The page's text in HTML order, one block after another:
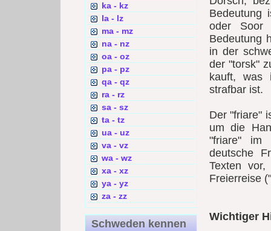
ka - kz
la - lz
ma - mz
na - nz
oa - oz
pa - pz
qa - qz
ra - rz
sa - sz
ta - tz
ua - uz
va - vz
wa - wz
xa - xz
ya - yz
za - zz
Schweden kennen
Bedeutung
oder Soor
Bedeutung
in der
der "torsk"
kauft, was
strafbar ist.
Der "friare"
um die
"friare" im
deutsche
Texten
Freierreise
Wichtiger